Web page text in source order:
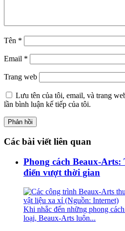
Tên *
Email *
Trang web
Lưu tên của tôi, email, và trang
lần bình luận kế tiếp của tôi.
Các bài viết liên quan
Phong cách Beaux-
điển vượt thời gian
Khi nhắc đến những phong
loại, Beaux-Arts luôn...